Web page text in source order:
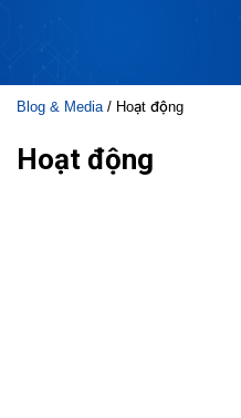
Blog & Media / Hoạt động
Hoạt động